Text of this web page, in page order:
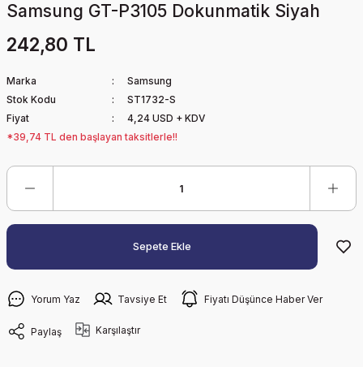
Samsung GT-P3105 Dokunmatik Siyah
242,80 TL
Marka
Samsung
Stok Kodu
ST1732-S
Fiyat
4,24 USD + KDV
*39,74 TL den başlayan taksitlerle!!
Sepete Ekle
Yorum Yaz Tavsiye Et Fiyatı Düşünce Haber Ver
Paylaş Karşılaştır